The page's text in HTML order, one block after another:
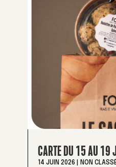
CARTE DU 15 AU
14 JUIN 2026 NON